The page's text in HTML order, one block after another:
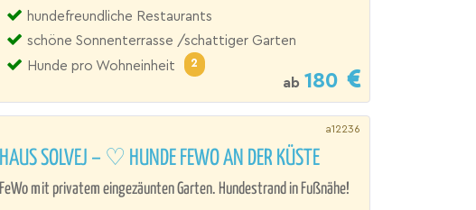
hundefreundliche Restaurants
schöne Sonnenterrasse /schattiger Garten
Hunde pro Wohneinheit
2
ab 180
a12236
HAUS SOLVEJ – ♡ HUNDE FEWO AN DER KÜSTE
FeWo mit privatem eingezäunten Garten. Hundestrand in Fußnähe!